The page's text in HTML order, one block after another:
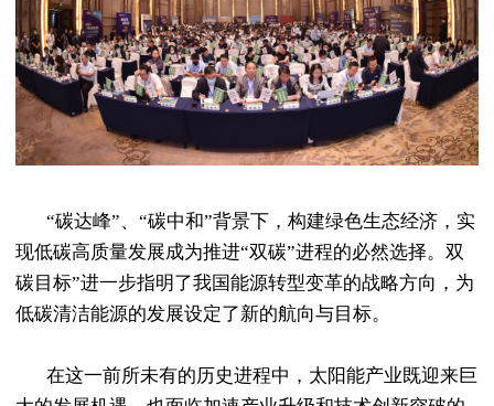
“碳达峰”、“碳中和”背景下，构建绿色生态经济，实
现低碳高质量发展成为推进“双碳”进程的必然选择。双
碳目标”进一步指明了我国能源转型变革的战略方向，为
低碳清洁能源的发展设定了新的航向与目标。
在这一前所未有的历史进程中，太阳能产业既迎来巨